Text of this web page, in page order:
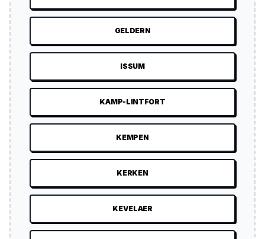
GELDERN
ISSUM
KAMP-LINTFORT
KEMPEN
KERKEN
KEVELAER